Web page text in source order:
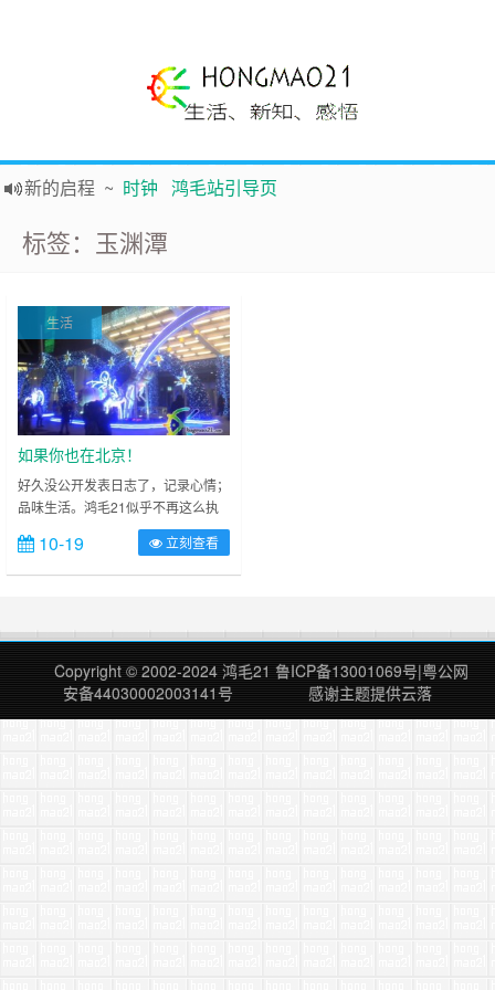
新的启程 ~ 时钟 鸿毛站引导页
践行自由、开放、互
标签：玉渊潭
生活
如果你也在北京！
好久没公开发表日志了，记录心情；
品味生活。鸿毛21似乎不再这么执
着，波澜不惊的生活在忙碌、杂乱中
悄然流逝；我也似乎不好意思说我是
玻璃心。北京、北漂的冬天如约而
也在北京！ 我们不住地下室、我们
也不住群租房，更不去筒子楼， 就
去三环以里， 月付个二、三千儿
的， 啥、那只是水电费。 …… ……
10-19 立刻查看
Copyright © 2002-2024 鸿毛21 鲁ICP备13001069号|粤公网
安备44030002003141号
感谢主题提供云落